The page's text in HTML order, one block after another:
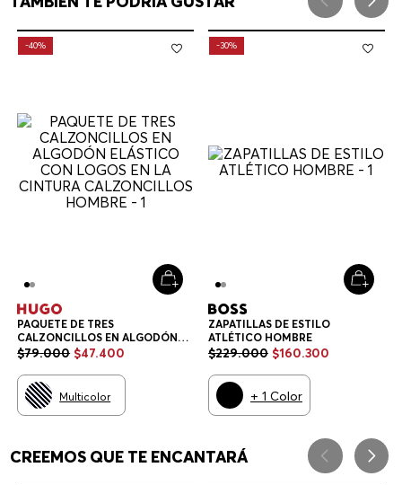
-40%
PAQUETE DE TRES
CALZONCILLOS EN ALGODÓN
ELÁSTICO CON LOGOS EN LA
HOMBRE
$79.000 $47.400
Multicolor
-30%
ZAPATILLAS DE ESTILO
ATLÉTICO HOMBRE
$229.000 $160.300
+ 1 Color
CREEMOS QUE TE ENCANTARÁ